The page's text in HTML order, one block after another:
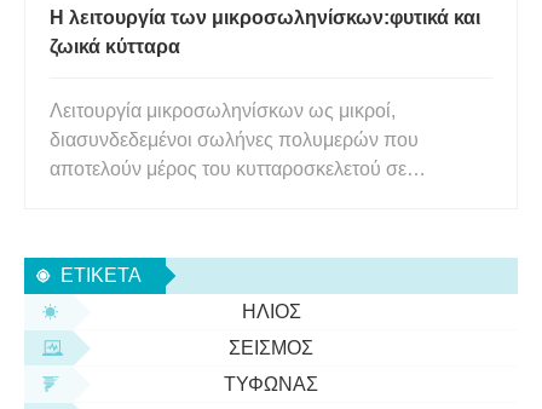
Η λειτουργία των μικροσωληνίσκων:φυτικά και
ζωικά κύτταρα
Λειτουργία μικροσωληνίσκων ως μικροί,
διασυνδεδεμένοι σωλήνες πολυμερών που
αποτελούν μέρος του κυτταροσκελετού σε
κυτταρικές δομές που εξυπηρετούν πολλές
λειτουργίες. Μια κύρια λειτουργία των
μικροσωληνίσκων ε
ΕΤΙΚΈΤΑ
ΉΛΙΟΣ
ΣΕΙΣΜΌΣ
ΤΥΦΏΝΑΣ